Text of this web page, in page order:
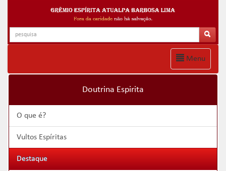
Menu
Doutrina Espirita
O que é?
Vultos Espíritas
Destaque